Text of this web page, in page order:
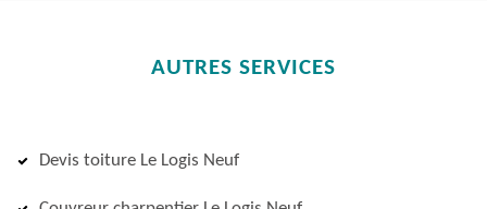
AUTRES SERVICES
Devis toiture Le Logis Neuf